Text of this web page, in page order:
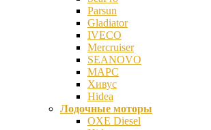
Parsun
Gladiator
IVECO
Mercruiser
SEANOVO
МАРС
Хивус
Hidea
Лодочные моторы
OXE Diesel